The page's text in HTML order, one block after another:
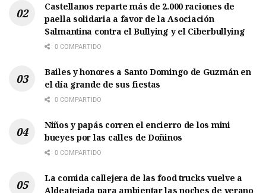
Castellanos reparte más de 2.000 raciones de
paella solidaria a favor de la Asociación
Salmantina contra el Bullying y el Ciberbullying
0 COMPARTIDO
Bailes y honores a Santo Domingo de Guzmán en
el día grande de sus fiestas
0 COMPARTIDO
Niños y papás corren el encierro de los mini
bueyes por las calles de Doñinos
0 COMPARTIDO
La comida callejera de las food trucks vuelve a
Aldeatejada para ambientar las noches de verano